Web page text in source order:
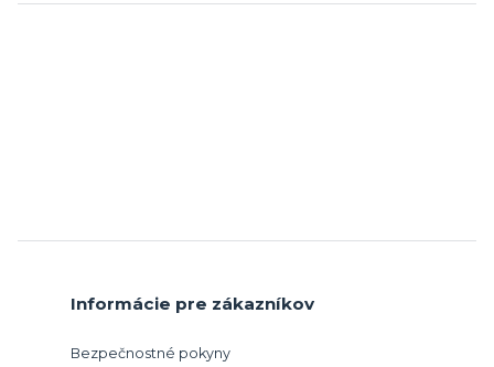
Informácie pre zákazníkov
Bezpečnostné pokyny